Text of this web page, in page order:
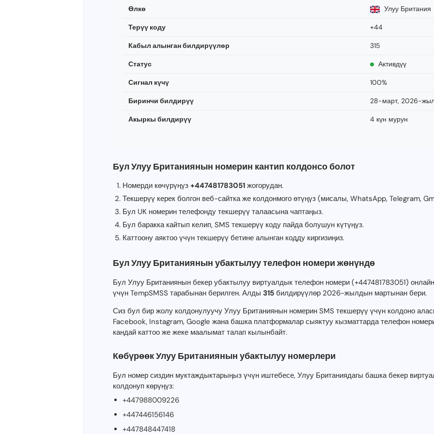
Өлкө Улуу Британия
Терүү коду +44
Кабыл алынган билдирүүлөр 315
Статус Активдүү
Сигнал күчү 100%
Биринчи билдирүү 28-март, 2026-
Акыркы билдирүү 4 күн мурун
Бул Улуу Британиянын номерин кантип колдонсо болот
Номерди көчүрүңүз +447481783051 жогорудан.
Текшерүү керек болгон веб-сайтка же колдонмого өтүңүз (мисалы, WhatsApp, Telegram,
Бул UK номерин телефонду текшерүү талаасына чаптаңыз.
Бул баракка кайтып келип, SMS текшерүү коду пайда болушун күтүңүз.
Каттоону аяктоо үчүн текшерүү бетине алынган кодду киргизиңиз.
Бул Улуу Британиянын убактылуу телефон номери жөнүндө
Бул Улуу Британиянын бекер убактылуу виртуалдык телефон номери (+447481783051)
үчүн TempSMSS тарабынан берилген. Алды 315 билдирүүлөр 2026-жылдын мартынан бери.
Сиз бул бир жолу колдонулуучу Улуу Британиянын номерин SMS текшерүү үчүн колдоно
Facebook, Instagram, Google жана башка платформалар сыяктуу кызматтарда телефон
кандай каттоо же жеке маалымат талап кылынбайт.
Көбүрөөк Улуу Британиянын убактылуу номерлери
Бул номер сиздин муктаждыктарыңыз үчүн иштебесе, Улуу Британиядагы башка бекер
колдонуп көрүңүз:
+447988009226
+447446156146
+447848447418